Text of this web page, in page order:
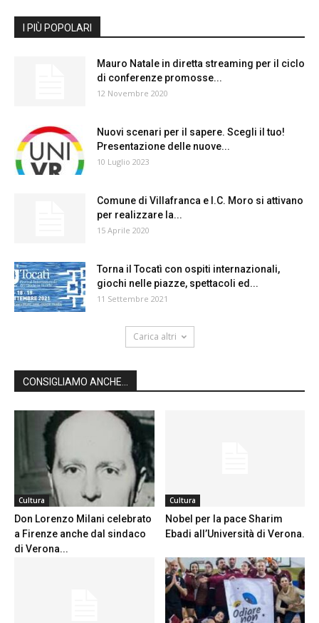
I PIÙ POPOLARI
Mauro Natale in diretta streaming per il ciclo
di conferenze promosse...
12 Novembre 2020
Nuovi scenari per il sapere. Scegli il tuo!
Presentazione delle nuove...
10 Luglio 2023
Comune di Villafranca e I.C. Moro si attivano
per realizzare la...
15 Aprile 2020
Torna il Tocatì con ospiti internazionali,
giochi nelle piazze, spettacoli ed...
11 Settembre 2021
Carica altri
CONSIGLIAMO ANCHE...
Cultura
Don Lorenzo Milani celebrato
a Firenze anche dal sindaco
di Verona...
Cultura
Nobel per la pace Sharim
Ebadi all’Università di Verona.